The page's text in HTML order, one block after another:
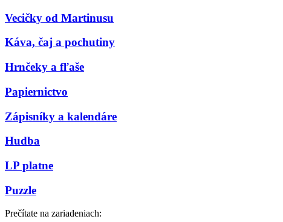
Vecičky od Martinusu
Káva, čaj a pochutiny
Hrnčeky a fľaše
Papiernictvo
Zápisníky a kalendáre
Hudba
LP platne
Puzzle
Prečítate na zariadeniach: